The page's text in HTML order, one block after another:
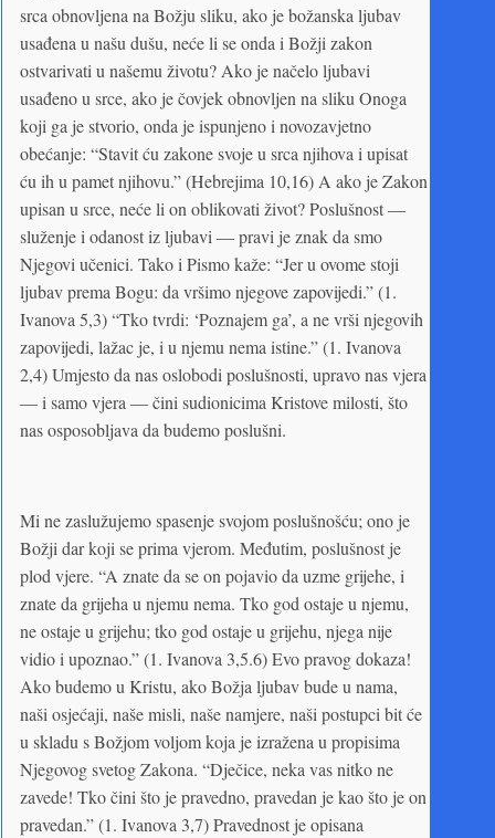
srca obnovljena na Božju sliku, ako je božanska ljubav
usađena u našu dušu, neće li se onda i Božji zakon
ostvarivati u našemu životu? Ako je načelo ljubavi
usađeno u srce, ako je čovjek obnovljen na sliku Onoga
koji ga je stvorio, onda je ispunjeno i novozavjetno
obećanje: “Stavit ću zakone svoje u srca njihova i upisat
ću ih u pamet njihovu.” (Hebrejima 10,16) A ako je Zakon
upisan u srce, neće li on oblikovati život? Poslušnost —
služenje i odanost iz ljubavi — pravi je znak da smo
Njegovi učenici. Tako i Pismo kaže: “Jer u ovome stoji
ljubav prema Bogu: da vršimo njegove zapovijedi.” (1.
Ivanova 5,3) “Tko tvrdi: ‘Poznajem ga’, a ne vrši njegovih
zapovijedi, lažac je, i u njemu nema istine.” (1. Ivanova
2,4) Umjesto da nas oslobodi poslušnosti, upravo nas vjera
— i samo vjera — čini sudionicima Kristove milosti, što
nas osposobljava da budemo poslušni.
Mi ne zaslužujemo spasenje svojom poslušnošću; ono je
Božji dar koji se prima vjerom. Međutim, poslušnost je
plod vjere. “A znate da se on pojavio da uzme grijehe, i
znate da grijeha u njemu nema. Tko god ostaje u njemu,
ne ostaje u grijehu; tko god ostaje u grijehu, njega nije
vidio i upoznao.” (1. Ivanova 3,5.6) Evo pravog dokaza!
Ako budemo u Kristu, ako Božja ljubav bude u nama,
naši osjećaji, naše misli, naše namjere, naši postupci bit će
u skladu s Božjom voljom koja je izražena u propisima
Njegovog svetog Zakona. “Dječice, neka vas nitko ne
zavede! Tko čini što je pravedno, pravedan je kao što je on
pravedan.” (1. Ivanova 3,7) Pravednost je opisana